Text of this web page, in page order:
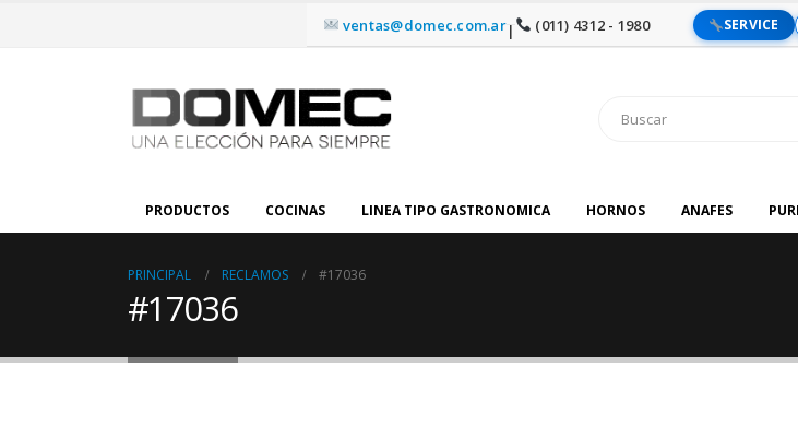
ventas@domec.com.ar| (011) 4312 - 1980 SERVICE
PRODUCTOS COCINAS LINEA TIPO GASTRONOMICA HORNOS ANAFES
PRINCIPAL RECLAMOS #17036
#17036